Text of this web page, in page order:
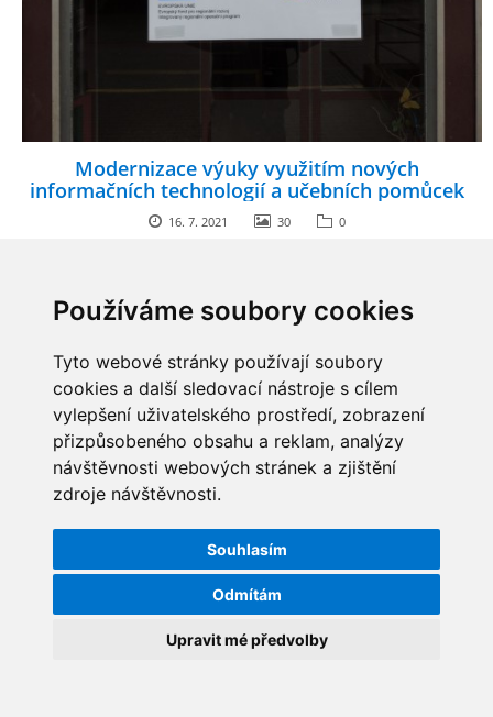
Používáme soubory cookies
Tyto webové stránky používají soubory
cookies a další sledovací nástroje s cílem
vylepšení uživatelského prostředí, zobrazení
přizpůsobeného obsahu a reklam, analýzy
návštěvnosti webových stránek a zjištění
zdroje návštěvnosti.
Souhlasím
Odmítám
Upravit mé předvolby
Modernizace výuky využitím nových
informačních technologií a učebních pomůcek
16. 7. 2021 30 0